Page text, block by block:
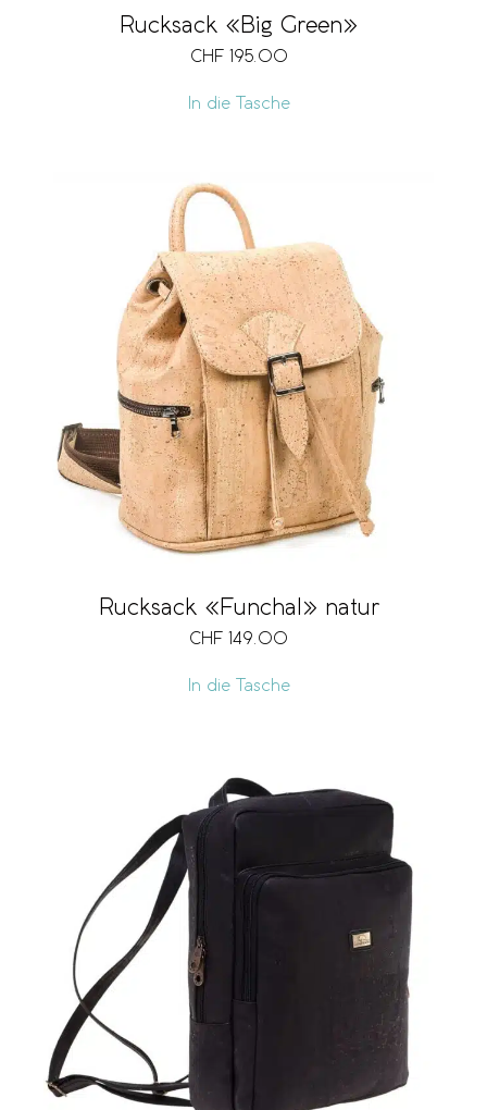
Rucksack «Big Green»
CHF 195.00
In die Tasche
Rucksack «Funchal» natur
CHF 149.00
In die Tasche